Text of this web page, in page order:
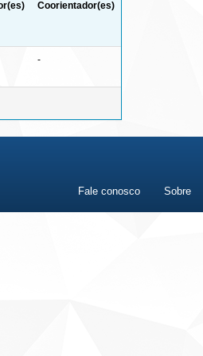
Coorientador(es)
-
Fale conosco Sobre